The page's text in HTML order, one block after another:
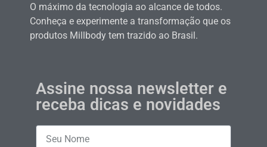
O máximo da tecnologia ao alcance de todos.
Conheça e experimente a transformação que os
produtos Millbody tem trazido ao Brasil.
Assine nossa newsletter e
receba dicas e novidades